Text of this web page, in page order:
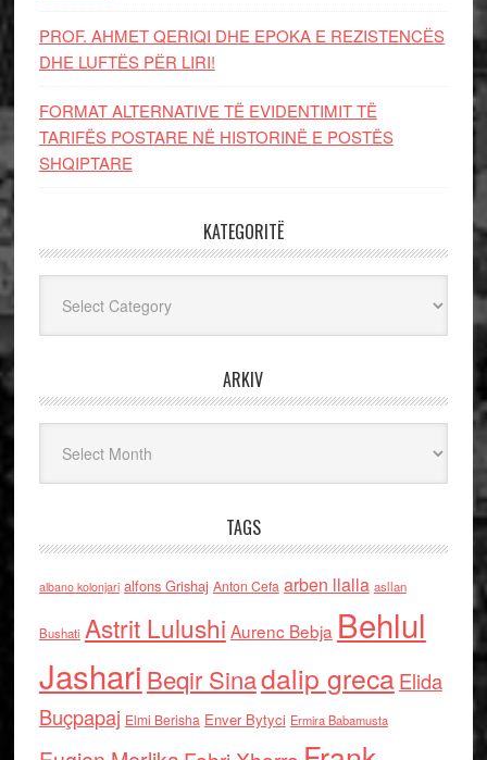
PROF. AHMET QERIQI DHE EPOKA E REZISTENCЁS
DHE LUFTЁS PЁR LIRI!
FORMAT ALTERNATIVE TË EVIDENTIMIT TË
TARIFËS POSTARE NË HISTORINË E POSTËS
SHQIPTARE
KATEGORITË
ARKIV
TAGS
albano kolonjari alfons Grishaj Anton Cefa arben llalla asllan
Bushati Astrit Lulushi Aurenc Bebja Behlul
Jashari Beqir Sinadalip grecaElida
Buçpapaj Elmi Berisha Enver Bytyci Ermira Babamusta